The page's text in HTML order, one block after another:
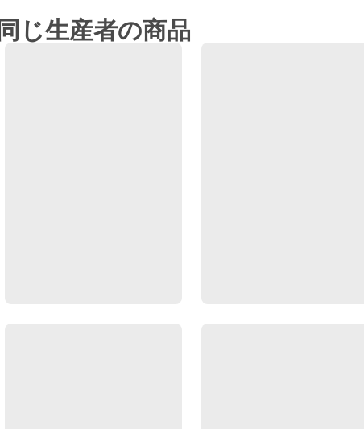
同じ生産者の商品